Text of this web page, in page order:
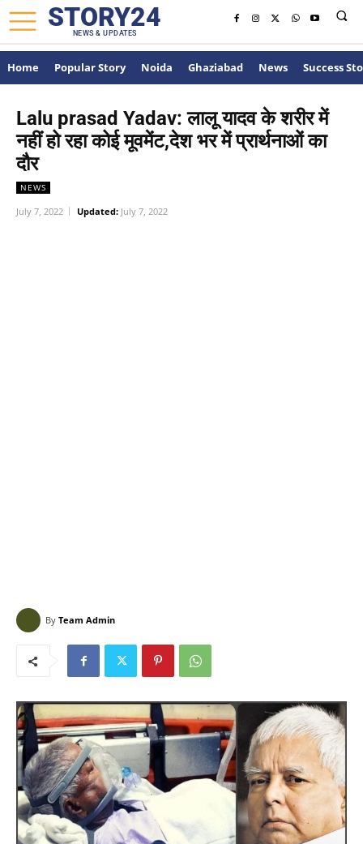
STORY24
NEWS & UPDATES
Home Popular Story Noida Ghaziabad News Success
Lalu prasad Yadav: लालू यादव के शरीर में
नहीं हो रहा कोई मूवमेंट,देश भर में प्रार्थनाओं का
दौर
NEWS
July 7, 2022 Updated: July 7, 2022
By Team Admin